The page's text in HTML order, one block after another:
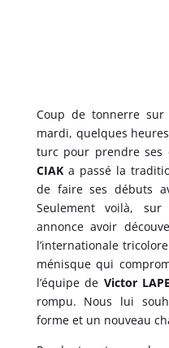
Coup de tonnerre
mardi, quelques
turc pour prendre ses
CIAKa passé la
de faire ses débuts
Seulement voilà, sur
annonce avoir
l’internationale
ménisque qui
l’équipe de Victor
rompu. Nous lui
forme et un nouveau